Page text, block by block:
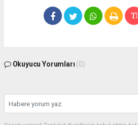
Okuyucu Yorumları (0)